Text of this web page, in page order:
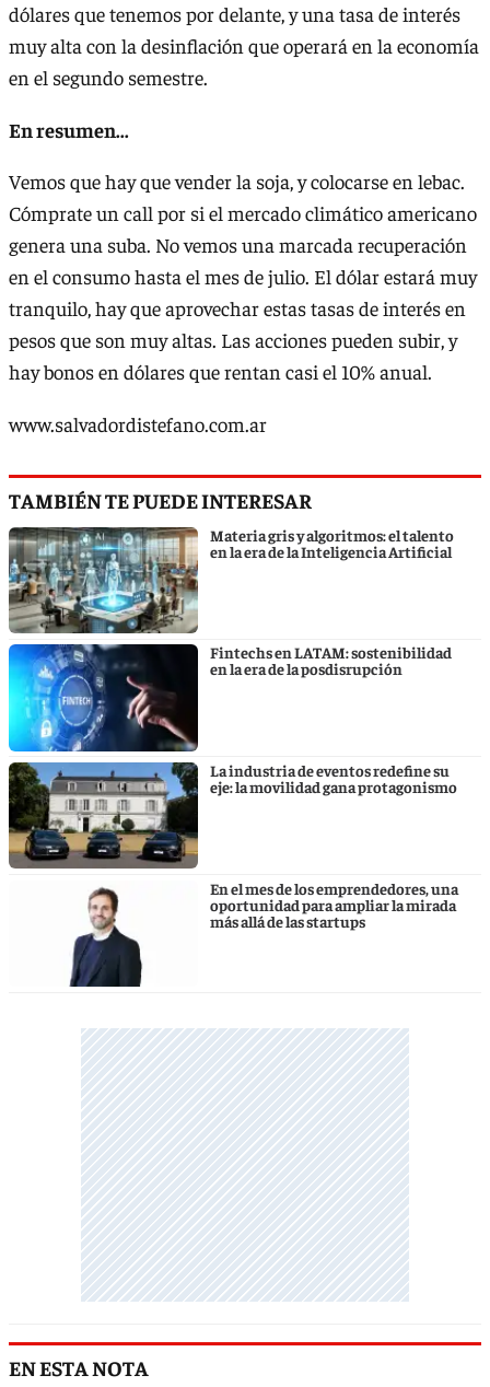
dólares que tenemos por delante, y una tasa de interés
muy alta con la desinflación que operará en la economía
en el segundo semestre.
En resumen...
Vemos que hay que vender la soja, y colocarse en lebac.
Cómprate un call por si el mercado climático americano
genera una suba. No vemos una marcada recuperación
en el consumo hasta el mes de julio. El dólar estará muy
tranquilo, hay que aprovechar estas tasas de interés en
pesos que son muy altas. Las acciones pueden subir, y
hay bonos en dólares que rentan casi el 10% anual.
www.salvadordistefano.com.ar
TAMBIÉN TE PUEDE INTERESAR
Materia gris y algoritmos: el talento
en la era de la Inteligencia Artificial
Fintechs en LATAM: sostenibilidad
en la era de la posdisrupción
La industria de eventos redefine su
eje: la movilidad gana protagonismo
En el mes de los emprendedores, una
oportunidad para ampliar la mirada
más allá de las startups
EN ESTA NOTA